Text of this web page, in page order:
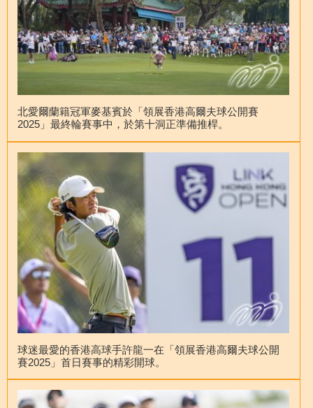
北愛爾蘭籍冠軍麥基賓於「領展香港高爾夫球公開賽
2025」最終輪賽事中，於第十洞正準備推桿。
球迷最愛的香港高球手許龍一在「領展香港高爾夫球公開
賽2025」首日賽事的精彩開球。